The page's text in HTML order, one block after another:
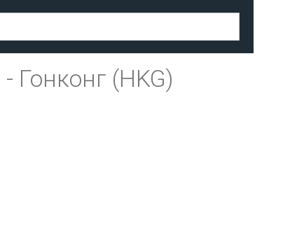
- Гонконг (HKG)